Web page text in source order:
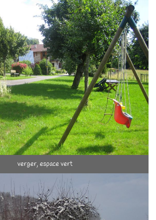
verger, espace vert